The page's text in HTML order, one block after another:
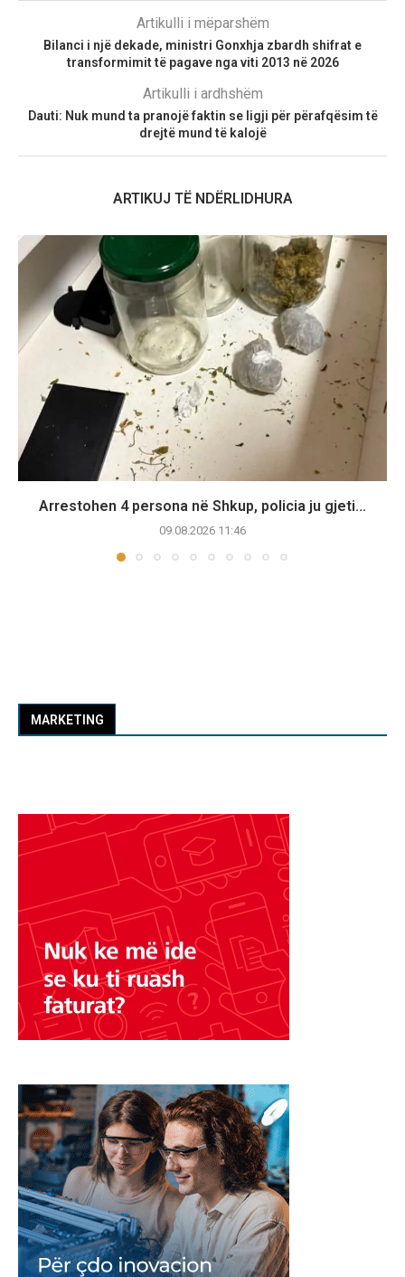
Artikulli i mëparshëm
Bilanci i një dekade, ministri Gonxhja zbardh shifrat e
transformimit të pagave nga viti 2013 në 2026
Artikulli i ardhshëm
Dauti: Nuk mund ta pranojë faktin se ligji për përafqësim të
drejtë mund të kalojë
ARTIKUJ TË NDËRLIDHURA
Arrestohen 4 persona në Shkup, policia ju gjeti...
09.08.2026 11:46
MARKETING